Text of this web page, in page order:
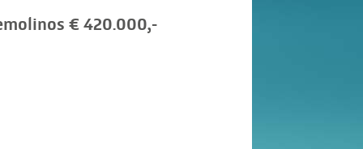
€ 420.000,-